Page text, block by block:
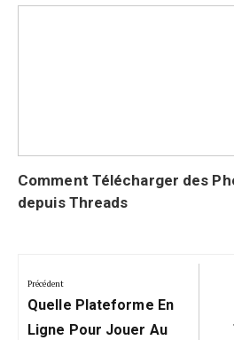
Comment Télécharger des
depuis Threads
de
l’article
Précédent
Précédent:
Quelle Plateforme En
Ligne Pour Jouer Au